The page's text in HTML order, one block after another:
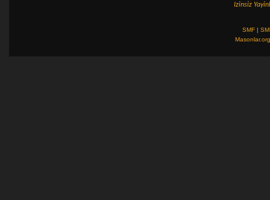
Izinsiz
SMF |
Masonlar.org